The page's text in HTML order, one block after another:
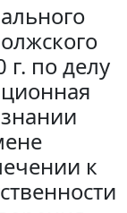
г. по делу
к